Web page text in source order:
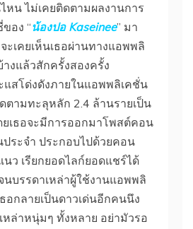
หน ไม่เคยติดตามผลงานการ
อง “น้องปอ Kaseinee” มา
ะเคยเห็นเธอผ่านทางแอพพลิ
งแล้วสักครั้งสองครั้ง
แสโด่งดังภายในแอพพลิเคชั่น
ตามทะลุหลัก 2.4 ล้านรายเป็น
ยเธอจะมีการออกมาโพสต์คอน
ประจำ ประกอบไปด้วยคอน
ว เรียกยอดไลก์ยอดแชร์ได้
นบรรดาเหล่าผู้ใช้งานแอพพลิ
อกลายเป็นดาวเด่นอีกคนนึง
หล่าหนุ่มๆ ทั้งหลาย อย่ามัวรอ